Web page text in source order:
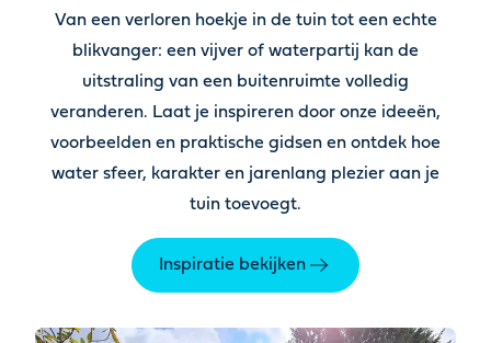
Van een verloren hoekje in de tuin tot een echte
blikvanger: een vijver of waterpartij kan de
uitstraling van een buitenruimte volledig
veranderen. Laat je inspireren door onze ideeën,
voorbeelden en praktische gidsen en ontdek hoe
water sfeer, karakter en jarenlang plezier aan je
tuin toevoegt.
Inspiratie bekijken